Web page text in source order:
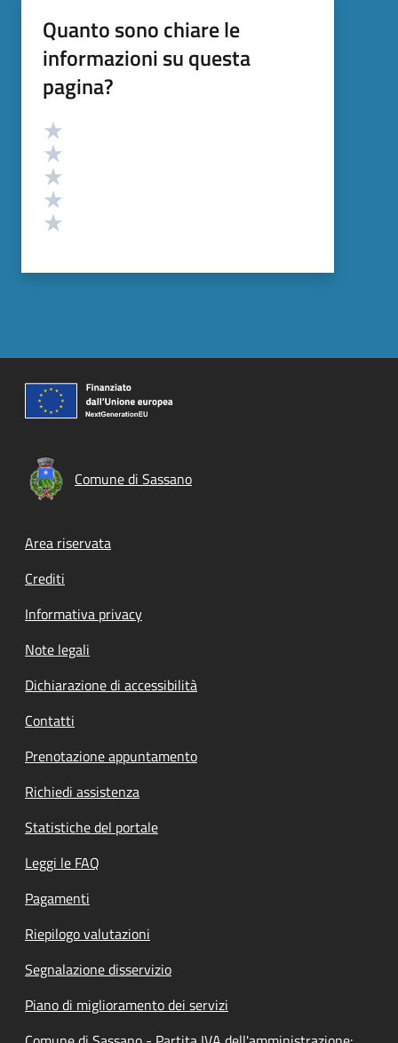
Quanto sono chiare le
informazioni su questa
pagina?
Valutazione
Comune di Sassano
Footer menu
Area riservata
Crediti
Informativa privacy
Note legali
Dichiarazione di accessibilità
Contatti
Prenotazione appuntamento
Richiedi assistenza
Statistiche del portale
Leggi le FAQ
Pagamenti
Riepilogo valutazioni
Segnalazione disservizio
Piano di miglioramento dei servizi